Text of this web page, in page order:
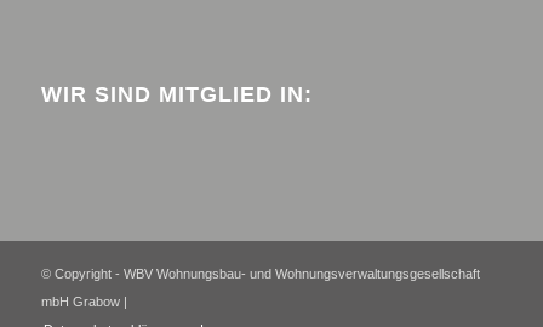
WIR SIND MITGLIED IN:
© Copyright - WBV Wohnungsbau- und Wohnungsverwaltungsgesellschaft
mbH Grabow |